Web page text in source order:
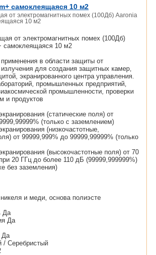
самоклеящаяся 10 м2
от электромагнитных помех (100Дб) Aaronia
10 м2
от электромагнитных помех (100Дб)
самоклеящаяся 10 м2
в области защиты от
излучения для создания защитных камер,
экранированного центра управления.
промышленных предприятий,
промышленности, проверки
и продуктов
(статические поля) от
(только с заземлением)
(низкочастотные,
от 99999,999% до 99999,99999% (только
(высокочастотные поля) от 70
20 ГГц до более 110 дБ (99999,999999%)
без заземления)
и меди, основа полиэсте
Да
Да
Да
/ Серебристый